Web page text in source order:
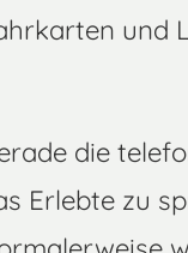
und
die
Erlebte zu